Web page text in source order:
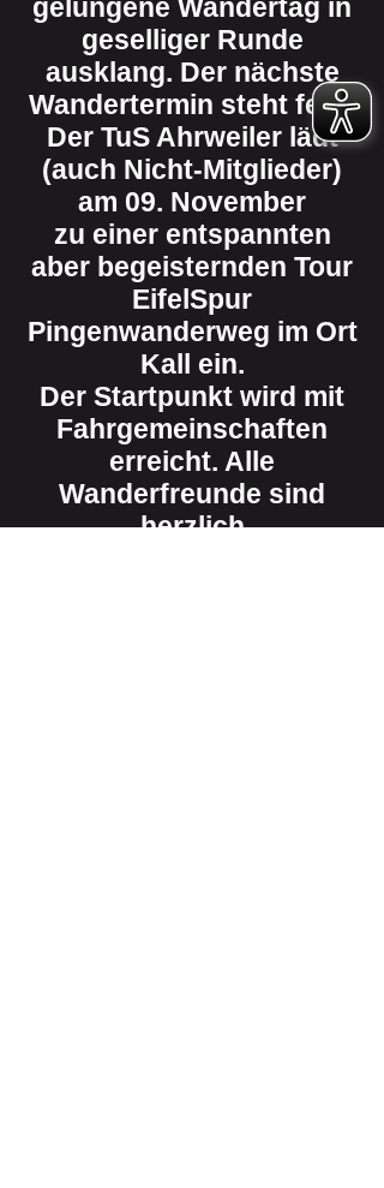
gelungene Wandertag in
geselliger Runde
ausklang. Der nächste
Wandertermin steht fest:
Der TuS Ahrweiler lädt
(auch Nicht-Mitglieder)
am 09. November
zu einer entspannten
aber begeisternden Tour
EifelSpur
Pingenwanderweg im Ort
Kall ein.
Der Startpunkt wird mit
Fahrgemeinschaften
erreicht. Alle
Wanderfreunde sind
herzlich